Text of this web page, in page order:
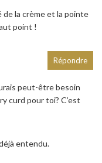
de la crème et la pointe
point !
peut-être besoin
curd pour toi? C’est
entendu.
Répondre